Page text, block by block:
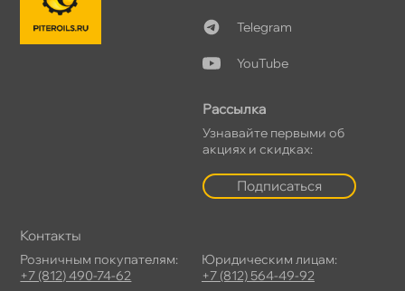
Telegram
YouTube
Рассылка
Узнавайте первыми о
акциях и скидках:
Подписаться
Контакты
Розничным покупателям:
+7 (812) 490-74-62
Юридическим лицам:
+7 (812) 564-49-92